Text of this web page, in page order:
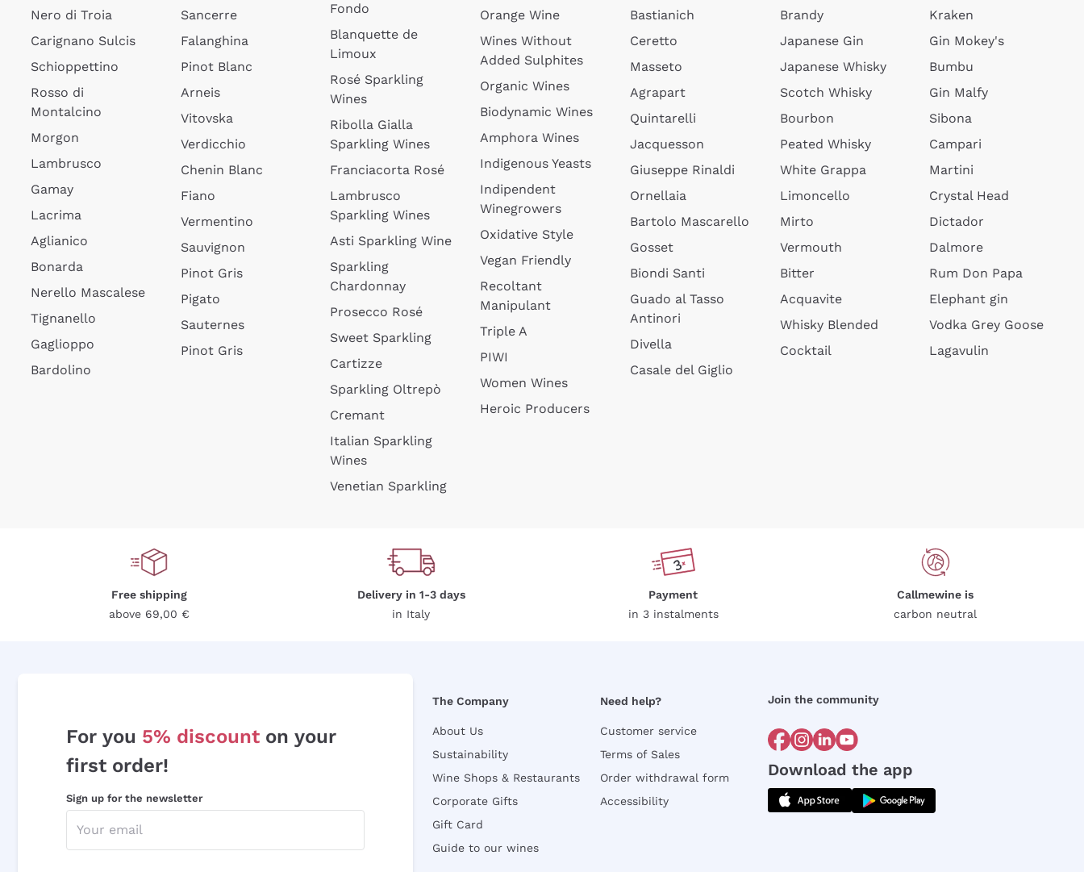
Nero di Troia
Carignano Sulcis
Schioppettino
Rosso di
Montalcino
Morgon
Lambrusco
Gamay
Lacrima
Aglianico
Bonarda
Nerello Mascalese
Tignanello
Gaglioppo
Bardolino
Sancerre
Falanghina
Pinot Blanc
Arneis
Vitovska
Verdicchio
Chenin Blanc
Fiano
Vermentino
Sauvignon
Pinot Gris
Pigato
Sauternes
Pinot Gris
Fondo
Blanquette de
Limoux
Rosé Sparkling
Wines
Ribolla Gialla
Sparkling Wines
Franciacorta Rosé
Lambrusco
Sparkling Wines
Asti Sparkling Wine
Sparkling
Chardonnay
Prosecco Rosé
Sweet Sparkling
Cartizze
Sparkling Oltrepò
Cremant
Italian Sparkling
Wines
Venetian Sparkling
Orange Wine
Wines Without
Added Sulphites
Organic Wines
Biodynamic Wines
Amphora Wines
Indigenous Yeasts
Indipendent
Winegrowers
Oxidative Style
Vegan Friendly
Recoltant
Manipulant
Triple A
PIWI
Women Wines
Heroic Producers
Bastianich
Ceretto
Masseto
Agrapart
Quintarelli
Jacquesson
Giuseppe Rinaldi
Ornellaia
Bartolo Mascarello
Gosset
Biondi Santi
Guado al Tasso
Antinori
Divella
Casale del Giglio
Brandy
Japanese Gin
Japanese Whisky
Scotch Whisky
Bourbon
Peated Whisky
White Grappa
Limoncello
Mirto
Vermouth
Bitter
Acquavite
Whisky Blended
Cocktail
Kraken
Gin Mokey's
Bumbu
Gin Malfy
Sibona
Campari
Martini
Crystal Head
Dictador
Dalmore
Rum Don Papa
Elephant gin
Vodka Grey Goose
Lagavulin
Free shipping
above 69,00 €
Delivery in 1-3 days
in Italy
Payment
in 3 instalments
Callmewine is
carbon neutral
For you 5% discount on your
first order!
Sign up for the newsletter
The Company
About Us
Sustainability
Wine Shops & Restaurants
Corporate Gifts
Gift Card
Guide to our wines
Need help?
Customer service
Terms of Sales
Order withdrawal form
Accessibility
Join the community
Download the app